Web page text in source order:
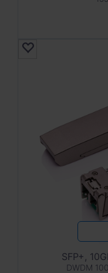
SFP+,
DWDM